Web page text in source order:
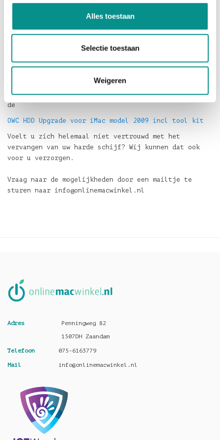
Alles toestaan
Selectie toestaan
Weigeren
Om deze reparatie uit te voeren heeft u de volgende
tools nodig:
Zuignap (bijvoorbeeld van uw navigatie)
T8 Torx schroevendraaier
Heeft u deze tools niet, kijkt u dan ook eens naar
de
OWC HDD Upgrade voor iMac model 2009 incl tool kit
Voelt u zich helemaal niet vertrouwd met het
vervangen van uw harde schijf? Wij kunnen dat ook
voor u verzorgen.
Vraag naar de mogelijkheden door een mailtje te
sturen naar info@onlinemacwinkel.nl
Adres
Penningweg 82
1507DH Zaandam
Telefoon 075-6163779
Mail info@onlinemacwinkel.nl